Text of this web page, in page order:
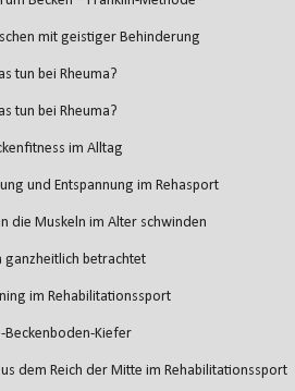
mit geistiger Behinderung
tun bei Rheuma?
tun bei Rheuma?
im Alltag
und Entspannung im Rehasport
die Muskeln im Alter schwinden
ganzheitlich betrachtet
im Rehabilitationssport
Beckenboden-Kiefer
dem Reich der Mitte im Rehabilitationssport